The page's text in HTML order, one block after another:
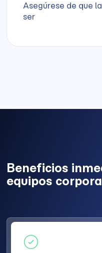
Asegúrese de que
ser
Beneficios
equipos